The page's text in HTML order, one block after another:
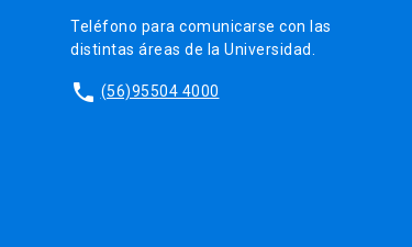
Teléfono para comunicarse con las
distintas áreas de la Universidad.
phone (56)95504 4000